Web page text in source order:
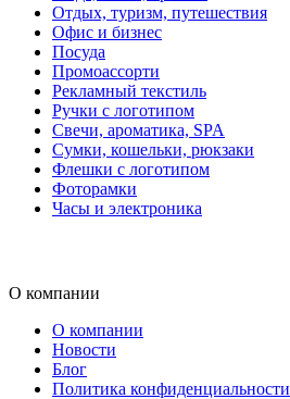
Отдых, туризм, путешествия
Офис и бизнес
Посуда
Промоассорти
Рекламный текстиль
Ручки с логотипом
Свечи, ароматика, SPA
Сумки, кошельки, рюкзаки
Флешки с логотипом
Фоторамки
Часы и электроника
О компании
О компании
Новости
Блог
Политика конфиденциальности